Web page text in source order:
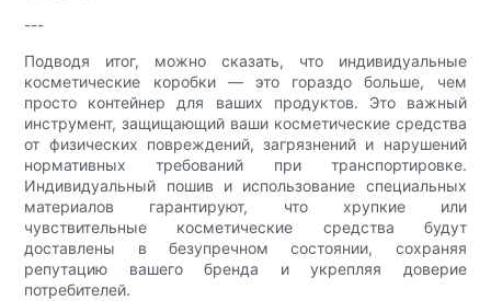
---
Подводя итог, можно сказать, что индивидуальные
косметические коробки — это гораздо больше, чем
просто контейнер для ваших продуктов. Это важный
инструмент, защищающий ваши косметические средства
от физических повреждений, загрязнений и нарушений
нормативных требований при транспортировке.
Индивидуальный пошив и использование специальных
материалов гарантируют, что хрупкие или
чувствительные косметические средства будут
доставлены в безупречном состоянии, сохраняя
репутацию вашего бренда и укрепляя доверие
потребителей.